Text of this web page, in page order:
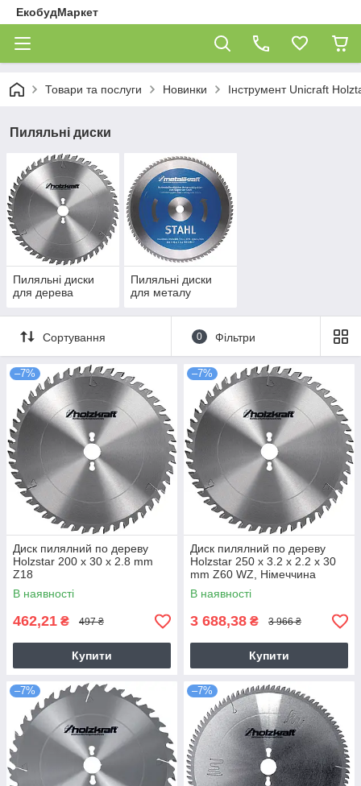
ЕкобудМаркет
Товари та послуги Новинки Інструмент Unicraft
Пиляльні диски
Пиляльні диски
для дерева
Пиляльні диски
для металу
Сортування 0 Фільтри
–7%
Диск пилялний по дереву
Holzstar 200 x 30 x 2.8 mm
Z18
В наявності
462,21 ₴ 497 ₴
Купити
–7%
Диск пилялний по дереву
Holzstar 250 x 3.2 x 2.2 x 30
mm Z60 WZ, Німеччина
В наявності
3 688,38 ₴ 3 966 ₴
Купити
–7% –7%